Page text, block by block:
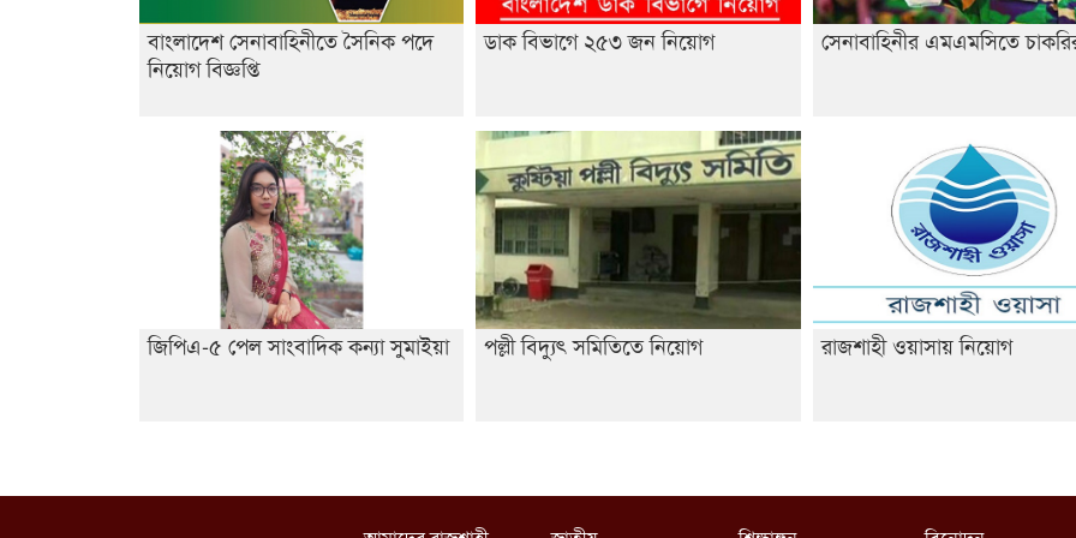
বাংলাদেশ সেনাবাহিনীতে সৈনিক পদে
নিয়োগ বিজ্ঞপ্তি
ডাক বিভাগে ২৫৩ জন নিয়োগ সেনাবাহিনীর এমএমসিতে
জিপিএ-৫ পেল সাংবাদিক কন্যা সুমাইয়া পল্লী বিদ্যুৎ সমিতিতে নিয়োগ রাজশাহী ওয়াসায় নিয়োগ